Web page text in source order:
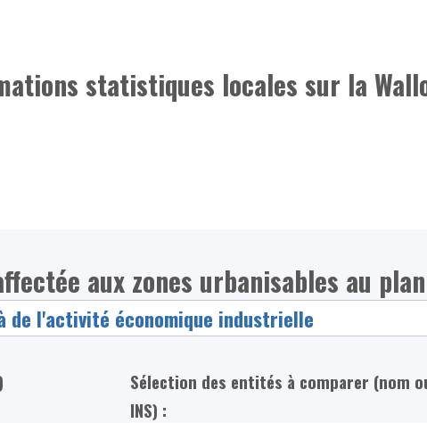
statistiques locales sur la
aux zones urbanisables au
Sélection des entités à comparer (nom
INS) :